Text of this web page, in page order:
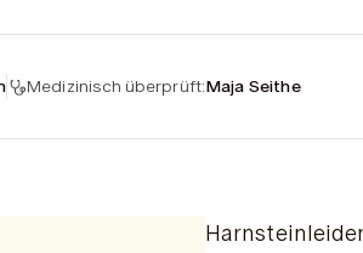
Medizinisch überprüft:Maja Seithe